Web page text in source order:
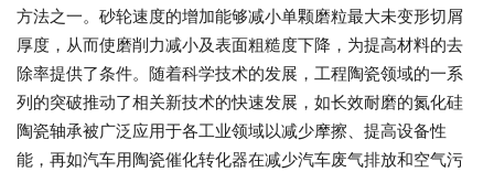
方法之一。砂轮速度的增加能够减小单颗磨粒最大未变形切屑
厚度，从而使磨削力减小及表面粗糙度下降，为提高材料的去
除率提供了条件。随着科学技术的发展，工程陶瓷领域的一系
列的突破推动了相关新技术的快速发展，如长效耐磨的氮化硅
陶瓷轴承被广泛应用于各工业领域以减少摩擦、提高设备性
能，再如汽车用陶瓷催化转化器在减少汽车废气排放和空气污